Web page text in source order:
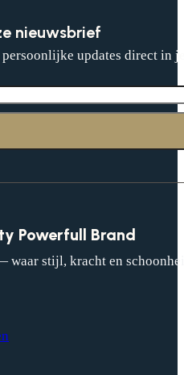
nieuwsbrief
updates direct in
Powerfull Brand
stijl, kracht en